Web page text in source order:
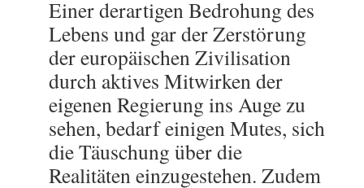
Einer derartigen Bedrohung des
Lebens und gar der Zerstörung
der europäischen Zivilisation
durch aktives Mitwirken der
eigenen Regierung ins Auge zu
sehen, bedarf einigen Mutes, sich
die Täuschung über die
Realitäten einzugestehen. Zudem